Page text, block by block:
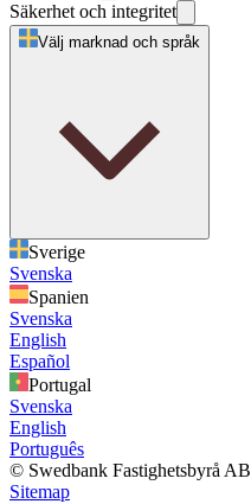
Säkerhet och integritet
Välj marknad och språk
Sverige
Svenska
Spanien
Svenska
English
Español
Portugal
Svenska
English
Português
© Swedbank Fastighetsbyrå AB
Sitemap